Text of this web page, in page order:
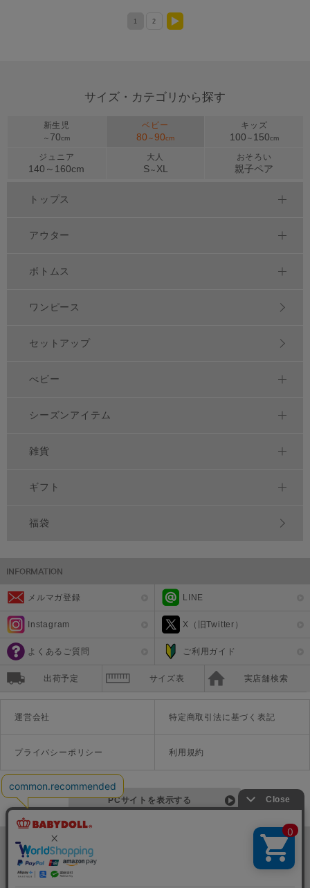
1 2
サイズ・カテゴリから探す
新生児
～ 70cm
ベビー
80 ～90cm
キッズ
100 ～ 150cm
ジュニア
140～ 160cm
大人
S～ XL
おそろい
親子ペア
トップス
アウター
ボトムス
ワンピース
セットアップ
べビー
シーズンアイテム
雑貨
ギフト
福袋
メルマガ登録 LINE
Instagram X（旧Twitter）
よくあるご質問 ご利用ガイド
出荷予定 サイズ表 実店舗検索
運営会社 特定商取引法に基づく表記
プライバシーポリシー 利用規約
PCサイトを表示する
©Disney ©Disney/Pixar ©Disney. Based on the "Winnie the Pooh" works by A.A. Milne and E.H. Shepard.